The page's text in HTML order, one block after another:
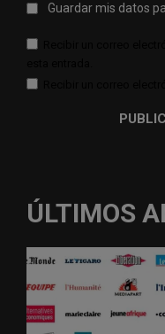
Guardar mis datos
ÚLTIMOS